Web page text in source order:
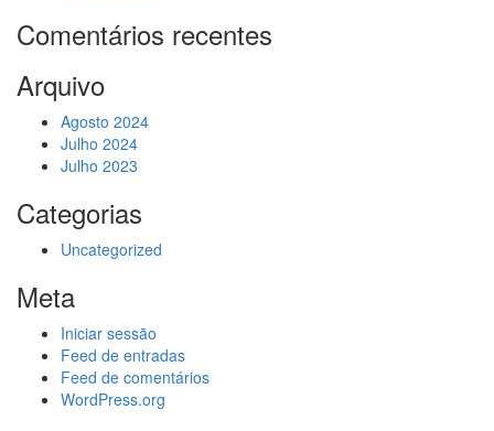
Comentários recentes
Arquivo
Agosto 2024
Julho 2024
Julho 2023
Categorias
Uncategorized
Meta
Iniciar sessão
Feed de entradas
Feed de comentários
WordPress.org